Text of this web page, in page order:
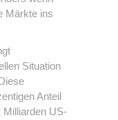
Märkte ins
Situation
Anteil
Milliarden US-